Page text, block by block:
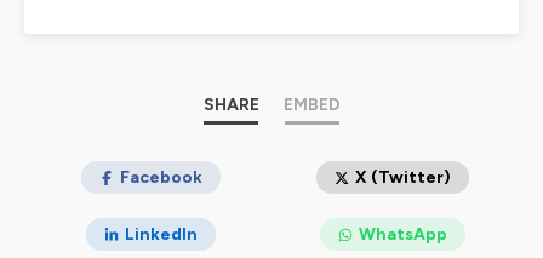
Un moment unique et sans concession pour inspirer les
confidentialite
pour plus d'informations.
SHARE EMBED
Facebook X (Twitter)
LinkedIn WhatsApp